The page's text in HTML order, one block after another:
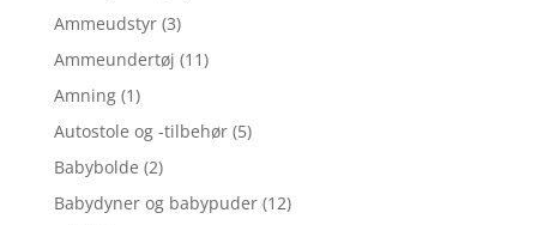
Ammeudstyr (3)
Ammeundertøj (11)
Amning (1)
Autostole og -tilbehør (5)
Babybolde (2)
Babydyner og babypuder (12)